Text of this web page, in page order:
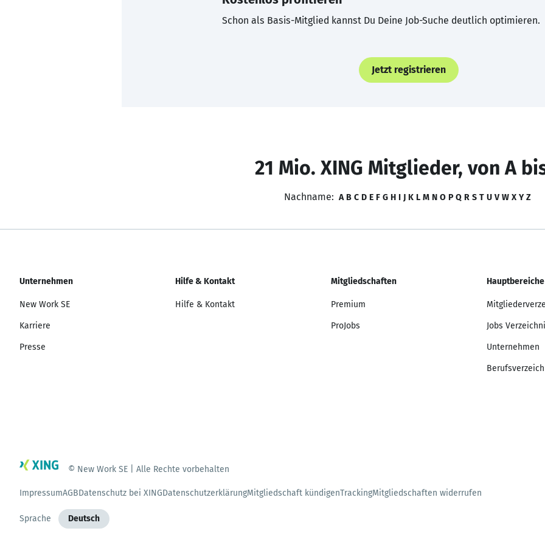
Schon als Basis-Mitglied kannst Du Deine Job-Suche deutlich optimieren.
Jetzt registrieren
21 Mio. XING Mitglieder, von A
Nachname: A B C D E F G H I J K L M N O P Q R S T U V W X Y Z
Unternehmen
New Work SE
Karriere
Presse
Hilfe & Kontakt
Hilfe & Kontakt
Mitgliedschaften
Premium
ProJobs
Hauptbereiche
Jobs
Unternehmen
© New Work SE | Alle Rechte vorbehalten
ImpressumAGBDatenschutz bei XINGDatenschutzerklärungMitgliedschaft kündigenTrackingMitgliedschaften widerrufen
Sprache Deutsch